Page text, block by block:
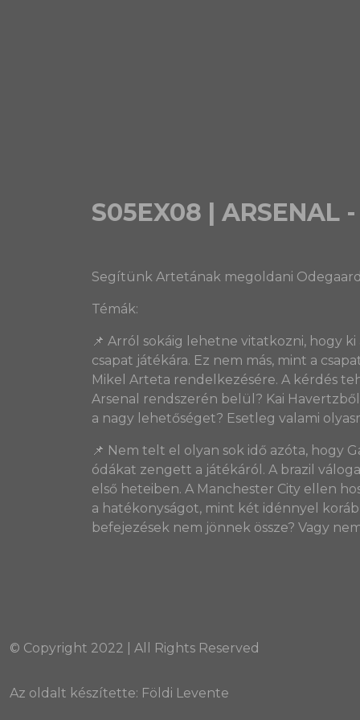
S05EX08 |
Segítünk Artetának megoldani
Témák:
📌 Arról sokáig lehetne vitatkozni, hogy
csapat játékára. Ez nem más, mint a
Mikel Arteta rendelkezésére. A kérdés
Arsenal rendszerén belül? Kai
a nagy lehetőséget? Esetleg valami
📌 Nem telt el olyan sok idő azóta, hogy
ódákat zengett a játékáról. A brazil
első heteiben. A Manchester City ellen
a hatékonyságot, mint két idénnyel
befejezések nem jönnek össze? Vagy
© Copyright 2022 | All Rights Reserved
Az oldalt készítette: Földi Levente